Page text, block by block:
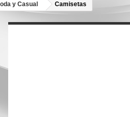
y Casual Camisetas